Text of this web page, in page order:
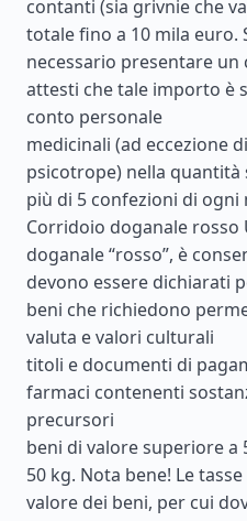
contanti (sia grivnie che
totale fino a 10 mila euro.
necessario presentare
attesti che tale importo è
conto personale
medicinali (ad eccezione
psicotrope) nella quantità
più di 5 confezioni di ogni
Corridoio doganale
doganale “rosso”, è
devono essere dichiarati
beni che richiedono
valuta e valori culturali
titoli e documenti di
farmaci contenenti
precursori
beni di valore superiore a
50 kg. Nota bene! Le
valore dei beni, per cui